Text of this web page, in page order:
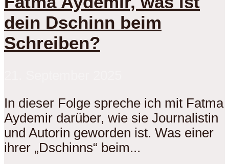
dein Dschinn beim
Schreiben?
In dieser Folge spreche ich mit Fatma
Aydemir darüber, wie sie Journalistin
und Autorin geworden ist. Was einer
ihrer „Dschinns“ beim...